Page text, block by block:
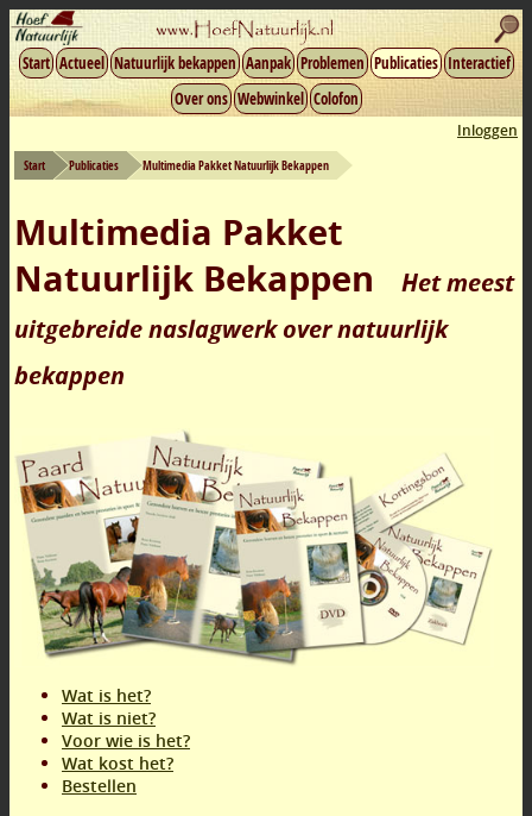
Start Actueel Natuurlijk bekappen Aanpak Problemen Publicaties Interactief
Over ons Webwinkel Colofon
Inloggen
Start Publicaties Multimedia Pakket Natuurlijk Bekappen
Multimedia Pakket
Natuurlijk Bekappen
Het meest
uitgebreide naslagwerk over natuurlijk
bekappen
Wat is het?
Wat is niet?
Voor wie is het?
Wat kost het?
Bestellen